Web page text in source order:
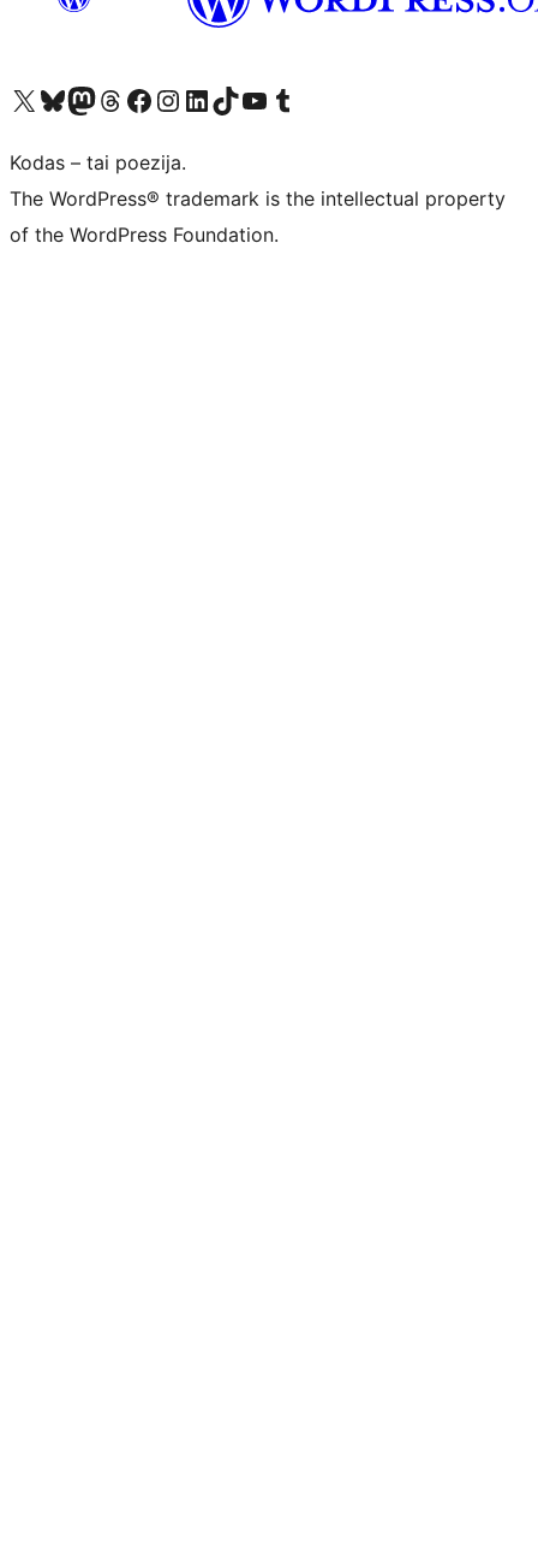
Visit our X (formerly Twitter) account
Apsilankykite mūsų Bluesky paskyroje
Visit our Mastodon account
Apsilankykite mūsų Threads paskyroje
Visit our Facebook page
Visit our Instagram account
Visit our LinkedIn account
Apsilankykite mūsų TikTok paskyroje
Visit our YouTube channel
Apsilankykite mūsų Tumblr paskyroje
Kodas – tai poezija.
The WordPress® trademark is the intellectual property
of the WordPress Foundation.